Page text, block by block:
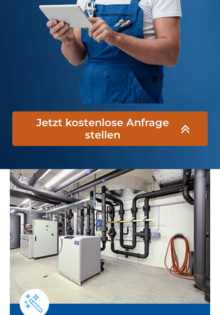
Jetzt kostenlose Anfrage
stellen